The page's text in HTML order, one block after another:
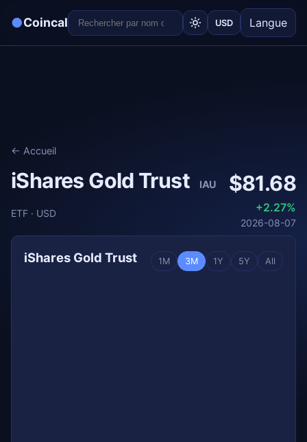
●Coincal USD Langue
← Accueil
iShares Gold Trust IAU
ETF · USD
$81.68
+2.27%
2026-08-07
iShares Gold Trust 1M 3M 1Y 5Y All